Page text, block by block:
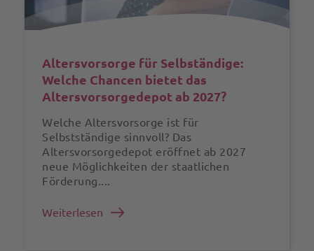
Altersvorsorge für Selbständige:
Welche Chancen bietet das
Altersvorsorgedepot ab 2027?
Welche Altersvorsorge ist für
Selbstständige sinnvoll? Das
Altersvorsorgedepot eröffnet ab 2027
neue Möglichkeiten der staatlichen
Förderung....
Weiterlesen